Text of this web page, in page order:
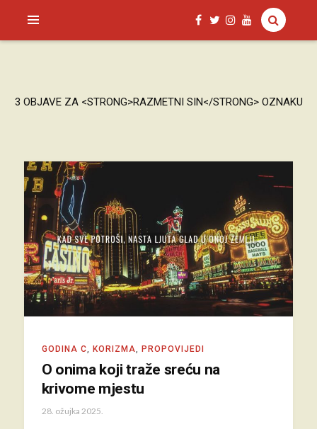
SAGUD.XYZ
3 OBJAVE ZA <STRONG>RAZMETNI SIN</STRONG> OZNAKU
GODINA C KORIZMA PROPOVIJEDI
O onima koji traže sreću na
krivome mjestu
28. ožujka 2025.